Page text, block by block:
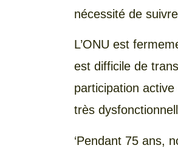
nécessité de
L’ONU est
est difficile de
participation
très
‘Pendant 75 ans,